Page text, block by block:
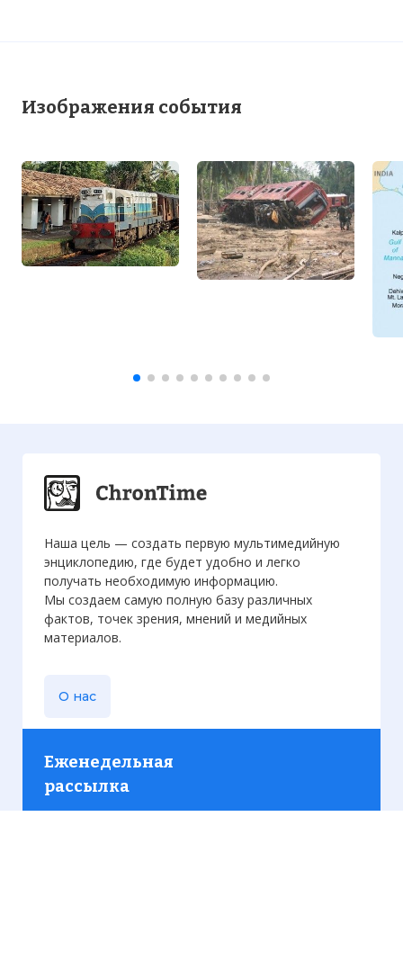
Изображения события
Наша цель — создать первую мультимедийную
энциклопедию, где будет удобно и легко
получать необходимую информацию.
Мы создаем самую полную базу различных
фактов, точек зрения, мнений и медийных
материалов.
О нас
Еженедельная
рассылка